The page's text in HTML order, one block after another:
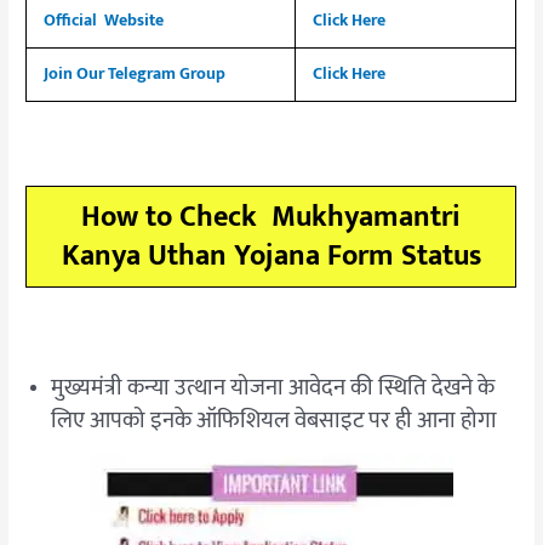
Official Website
Click Here
Join Our Telegram Group
Click Here
How to Check Mukhyamantri
Kanya Uthan Yojana Form Status
मुख्यमंत्री कन्या उत्थान योजना आवेदन की स्थिति देखने के
लिए आपको इनके ऑफिशियल वेबसाइट पर ही आना होगा